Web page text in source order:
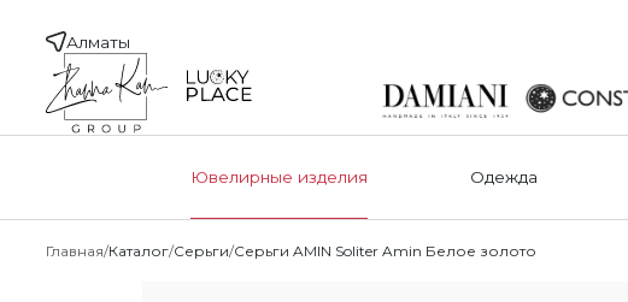
Алматы
Ювелирные изделия Одежда
Главная Каталог Серьги Серьги AMIN Soliter Amin Белое золото